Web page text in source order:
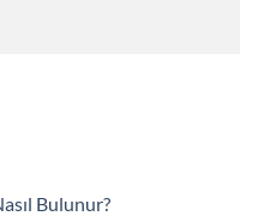
Bulunur?